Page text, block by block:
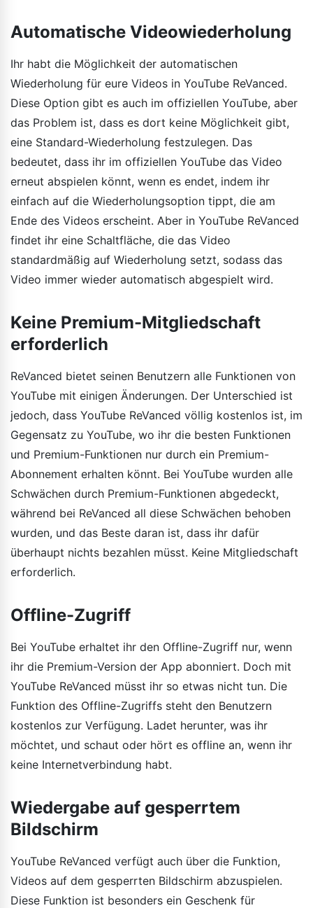
Automatische Videowiederholung
Ihr habt die Möglichkeit der automatischen
Wiederholung für eure Videos in YouTube ReVanced.
Diese Option gibt es auch im offiziellen YouTube, aber
das Problem ist, dass es dort keine Möglichkeit gibt,
eine Standard-Wiederholung festzulegen. Das
bedeutet, dass ihr im offiziellen YouTube das Video
erneut abspielen könnt, wenn es endet, indem ihr
einfach auf die Wiederholungsoption tippt, die am
Ende des Videos erscheint. Aber in YouTube ReVanced
findet ihr eine Schaltfläche, die das Video
standardmäßig auf Wiederholung setzt, sodass das
Video immer wieder automatisch abgespielt wird.
Keine Premium-Mitgliedschaft
erforderlich
ReVanced bietet seinen Benutzern alle Funktionen von
YouTube mit einigen Änderungen. Der Unterschied ist
jedoch, dass YouTube ReVanced völlig kostenlos ist, im
Gegensatz zu YouTube, wo ihr die besten Funktionen
und Premium-Funktionen nur durch ein Premium-
Abonnement erhalten könnt. Bei YouTube wurden alle
Schwächen durch Premium-Funktionen abgedeckt,
während bei ReVanced all diese Schwächen behoben
wurden, und das Beste daran ist, dass ihr dafür
überhaupt nichts bezahlen müsst. Keine Mitgliedschaft
erforderlich.
Offline-Zugriff
Bei YouTube erhaltet ihr den Offline-Zugriff nur, wenn
ihr die Premium-Version der App abonniert. Doch mit
YouTube ReVanced müsst ihr so etwas nicht tun. Die
Funktion des Offline-Zugriffs steht den Benutzern
kostenlos zur Verfügung. Ladet herunter, was ihr
möchtet, und schaut oder hört es offline an, wenn ihr
keine Internetverbindung habt.
Wiedergabe auf gesperrtem
Bildschirm
YouTube ReVanced verfügt auch über die Funktion,
Videos auf dem gesperrten Bildschirm abzuspielen.
Diese Funktion ist besonders ein Geschenk für